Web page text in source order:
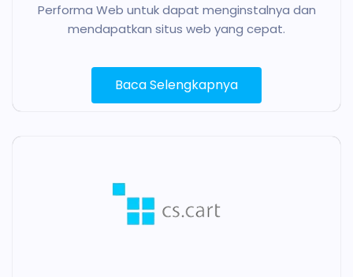
Performa Web untuk dapat menginstalnya dan
mendapatkan situs web yang cepat.
Baca Selengkapnya